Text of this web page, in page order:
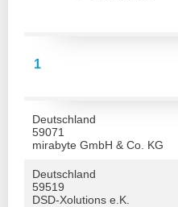
1
Deutschland
59071
mirabyte GmbH & Co. KG
Deutschland
59519
DSD-Xolutions e.K.